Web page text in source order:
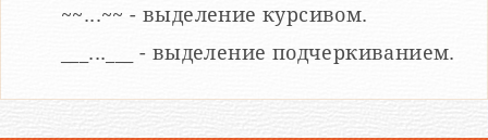
~~...~~ - выделение курсивом.
___...___ - выделение подчеркиванием.